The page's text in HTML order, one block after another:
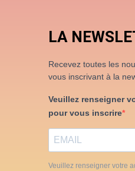
LA
Recevez toutes les
vous inscrivant à la
Veuillez renseigner
pour vous inscrire
Veuillez renseigner votre